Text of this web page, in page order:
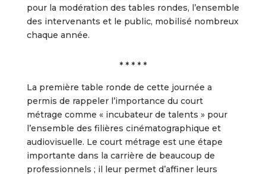
pour la modération des tables rondes, l’ensemble
des intervenants et le public, mobilisé nombreux
chaque année.
* * * * *
La première table ronde de cette journée a
permis de rappeler l’importance du court
métrage comme « incubateur de talents » pour
l’ensemble des filières cinématographique et
audiovisuelle. Le court métrage est une étape
importante dans la carrière de beaucoup de
professionnels ; il leur permet d’affiner leurs